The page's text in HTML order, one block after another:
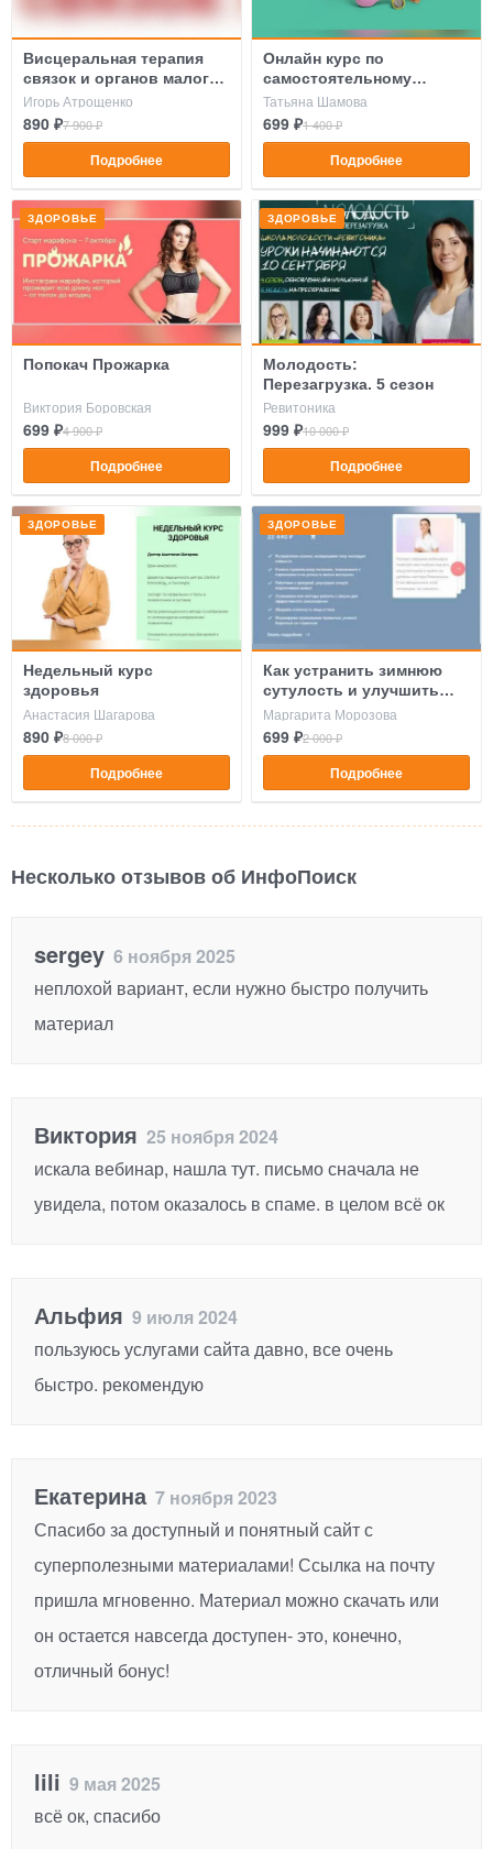
Висцеральная терапия
связок и органов малого
таза
Игорь Атрощенко
890 ₽7 900 ₽
Подробнее
Онлайн курс по
самостоятельному
изучению МФР
(самомассаж)
Татьяна Шамова
699 ₽1 400 ₽
Подробнее
ЗДОРОВЬЕ
Попокач Прожарка
Виктория Боровская
699 ₽4 900 ₽
Подробнее
ЗДОРОВЬЕ
Молодость:
Перезагрузка. 5 сезон
Ревитоника
999 ₽10 000 ₽
Подробнее
ЗДОРОВЬЕ
Недельный курс
здоровья
Анастасия Шагарова
890 ₽8 000 ₽
Подробнее
ЗДОРОВЬЕ
Как устранить зимнюю
сутулость и улучшить
походку
Маргарита Морозова
699 ₽2 000 ₽
Подробнее
Несколько отзывов об ИнфоПоиск
sergey 6 ноября 2025
неплохой вариант, если нужно быстро получить
материал
Виктория 25 ноября 2024
искала вебинар, нашла тут. письмо сначала не
увидела, потом оказалось в спаме. в целом всё ок
Альфия 9 июля 2024
пользуюсь услугами сайта давно, все очень
быстро. рекомендую
Екатерина7 ноября 2023
Спасибо за доступный и понятный сайт с
суперполезными материалами! Ссылка на почту
пришла мгновенно. Материал можно скачать или
он остается навсегда доступен- это, конечно,
отличный бонус!
lili 9 мая 2025
всё ок, спасибо